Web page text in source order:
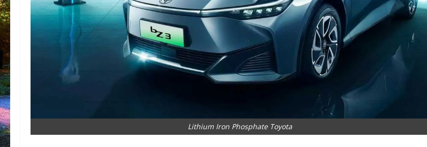
Lithium Iron Phosphate Toyota